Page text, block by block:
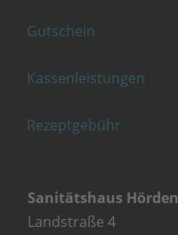
Gutschein
Kassenleistungen
Rezeptgebühr
Sanitätshaus Hörden
Landstraße 4